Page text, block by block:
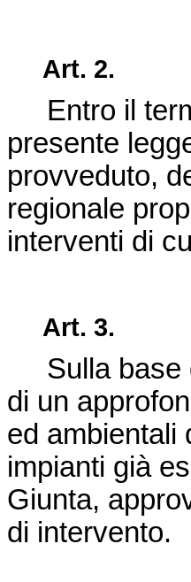
Art. 2.
Entro il
presente
provveduto,
regionale
interventi di
Art. 3.
Sulla base
di un
ed ambientali
impianti già
Giunta,
di intervento.